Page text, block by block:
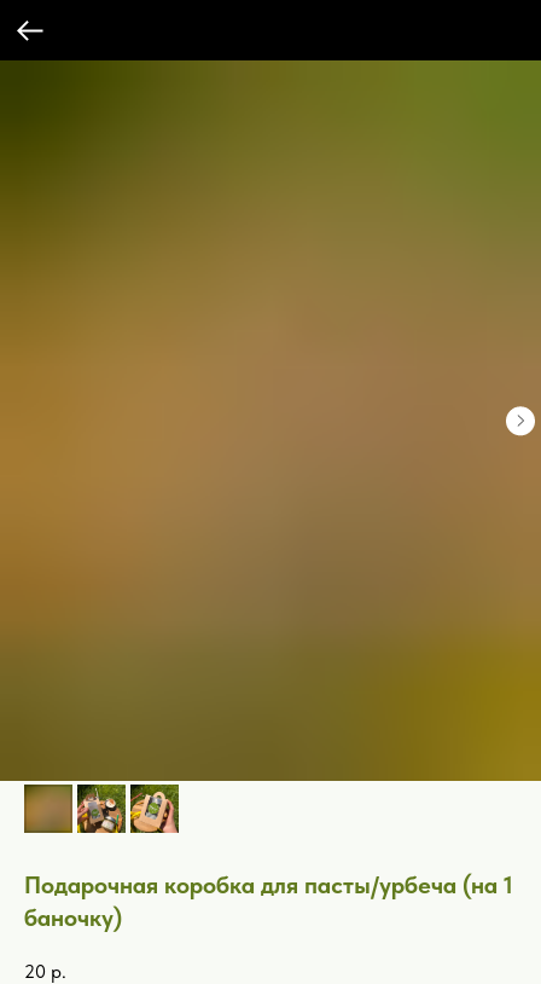
Подарочная коробка для пасты/урбеча (на 1
баночку)
20 р.